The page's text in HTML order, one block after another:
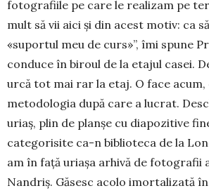
fotografiile pe care le realizam pe
mult să vii aici și din acest motiv: ca
«suportul meu de curs»”, îmi spune
conduce în biroul de la etajul casei.
urcă tot mai rar la etaj. O face acum,
metodologia după care a lucrat.
uriaș, plin de planșe cu diapozitive
categorisite ca-n biblioteca de la
am în față uriașa arhivă de fotografii
Nandriș. Găsesc acolo imortalizată